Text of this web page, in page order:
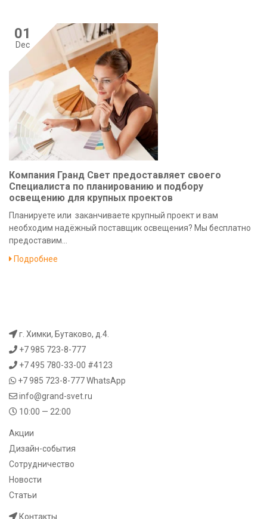
01
Dec
Компания Гранд Свет предоставляет своего
Специалиста по планированию и подбору
освещению для крупных проектов
Планируете или заканчиваете крупный проект и вам
необходим надёжный поставщик освещения? Мы бесплатно
предоставим...
Подробнее
г. Химки, Бутаково, д.4.
+7 985 723-8-777
+7 495 780-33-00 #4123
+7 985 723-8-777WhatsApp
info@grand-svet.ru
10:00 — 22:00
Акции
Дизайн-события
Сотрудничество
Новости
Статьи
Контакты